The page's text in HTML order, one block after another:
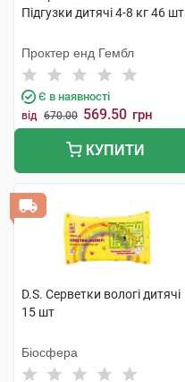
Підгузки дитячі 4-8 кг 46 шт
Проктер енд Гембл
Є в наявності
від 670.00 569.50 грн
КУПИТИ
D.S. Серветки вологі дитячі
15 шт
Біосфера